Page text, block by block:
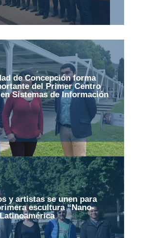
de Concepción forma
del Primer Centro
Sistemas de Información
y artistas se unen para
escultura “Nano-